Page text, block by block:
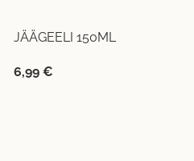
JÄÄGEELI 150ML
6,99 €